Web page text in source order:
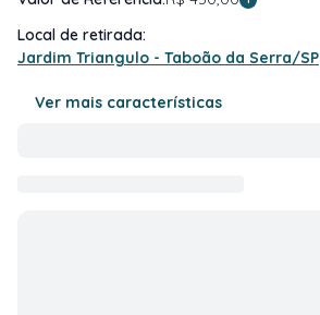
Local de retirada:
Jardim Triangulo - Taboão da Serra/SP
Ver mais características